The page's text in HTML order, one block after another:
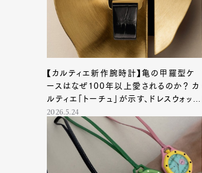
【カルティエ新作腕時計】亀の甲羅型ケ
ースはなぜ100年以上愛されるのか？ カ
ルティエ「トーチュ」が示す、ドレスウォッチ
の原点回帰
2026.5.24